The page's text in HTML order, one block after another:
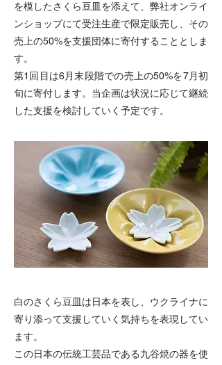
を模したさくら豆皿を添えて、弊社オンライ
ンショップにて受注生産で限定販売し、その
売上の50%を支援団体に寄付することとしま
す。
第1回目は6月末段階での売上の50%を7月初
旬に寄付します。当企画は状況に応じて継続
した支援を検討していく予定です。
白のさくら豆皿は日本を表し、ウクライナに
寄り添って支援していく気持ちを表現してい
ます。
この日本の伝統工芸品である九谷焼の器を使